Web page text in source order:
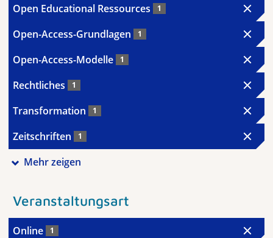
Open Educational Ressources 1
Open-Access-Grundlagen 1
Open-Access-Modelle 1
Rechtliches 1
Transformation 1
Zeitschriften 1
Mehr zeigen
Veranstaltungsart
Online 1